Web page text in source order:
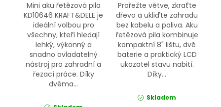
Mini aku řetězová pila
KD10646 KRAFT&DELE je
ideální volbou pro
všechny, kteří hledají
lehký, výkonný a
snadno ovladatelný
nástroj pro zahradní a
řezací práce. Díky
dvěma...
Prořežte větve, zkraťte
dřevo a ukliďte zahradu
bez kabelu a paliva. Aku
řetězová pila kombinuje
kompaktní 8" lištu, dvě
baterie a praktický LCD
ukazatel stavu nabití.
Díky...
Skladem